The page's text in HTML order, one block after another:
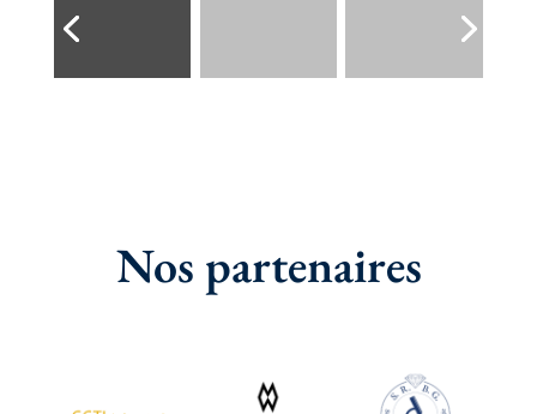
Nos partenaires